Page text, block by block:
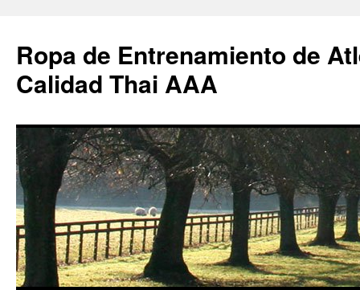
Ropa de Entrenamiento de
Calidad Thai AAA